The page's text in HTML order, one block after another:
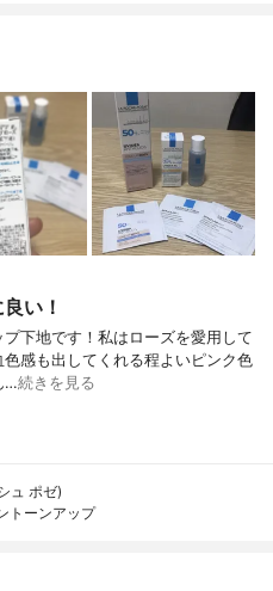
い！
下地です！私はローズを愛用して
感も出してくれる程よいピンク色
…続きを見る
ュ ポゼ)
トーンアップ